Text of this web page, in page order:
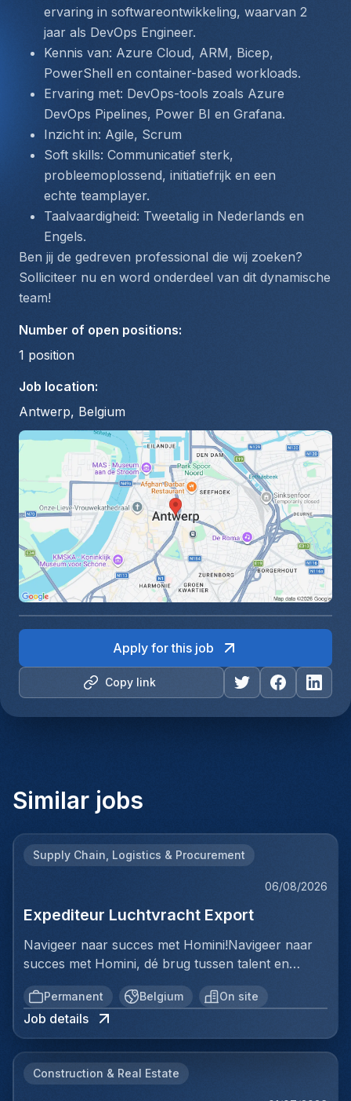
ervaring in softwareontwikkeling, waarvan 2
jaar als DevOps Engineer.
Kennis van: Azure Cloud, ARM, Bicep,
PowerShell en container-based workloads.
Ervaring met: DevOps-tools zoals Azure
DevOps Pipelines, Power BI en Grafana.
Inzicht in: Agile, Scrum
Soft skills: Communicatief sterk,
probleemoplossend, initiatiefrijk en een
echte teamplayer.
Taalvaardigheid: Tweetalig in Nederlands en
Engels.
Ben jij de gedreven professional die wij zoeken?
Solliciteer nu en word onderdeel van dit dynamische
team!
Number of open positions:
1 position
Job location:
Antwerp, Belgium
Copy link
Apply for this job
Similar jobs
Supply Chain, Logistics & Procurement
06/08/2026
Expediteur Luchtvracht Export
Navigeer naar succes met Homini!Navigeer naar
succes met Homini, dé brug tussen talent en
uitmuntende opportuniteiten binnen de
arbeidsmarkt. Als voorloper in wervingsdiensten,
matchen we toptalent met topbedrijven in diverse
sectoren. Met onze expertise en toewijding streven
plaatsingen. Bij Homini staat elk individu centraal;
Permanent Belgium On site
Job details
Construction & Real Estate